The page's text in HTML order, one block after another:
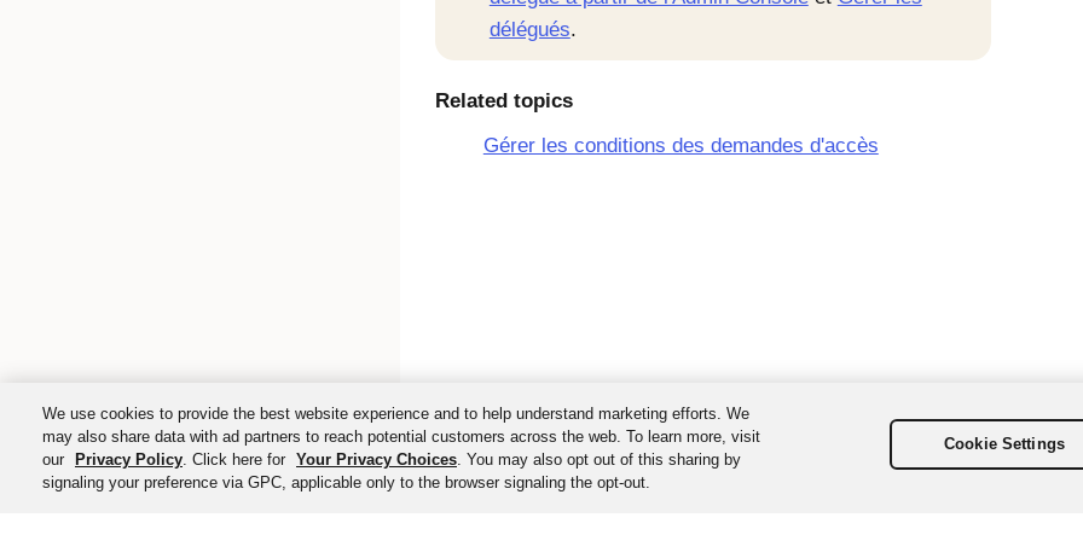
délégués.
Related topics
Gérer les conditions des demandes d'accès
We use cookies to provide the best website experience and to help understand marketing efforts. We
may also share data with ad partners to reach potential customers across the web. To learn more, visit
our
Privacy Policy. Click here for Your Privacy Choices. You may also opt out of this sharing by
signaling your preference via GPC, applicable only to the browser signaling the opt-out.
Cookie Settings